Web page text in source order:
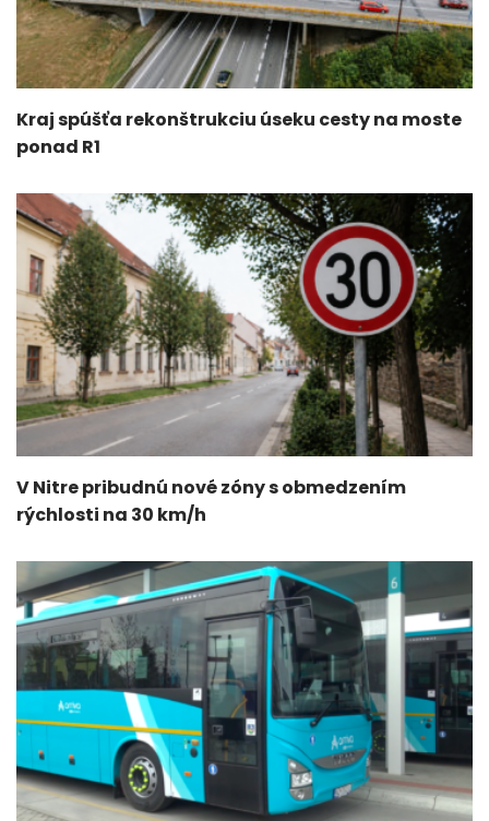
Kraj spúšťa rekonštrukciu úseku cesty na moste
ponad R1
V Nitre pribudnú nové zóny s obmedzením
rýchlosti na 30 km/h